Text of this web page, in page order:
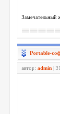
Замечательный
Portable-
автор: admin |